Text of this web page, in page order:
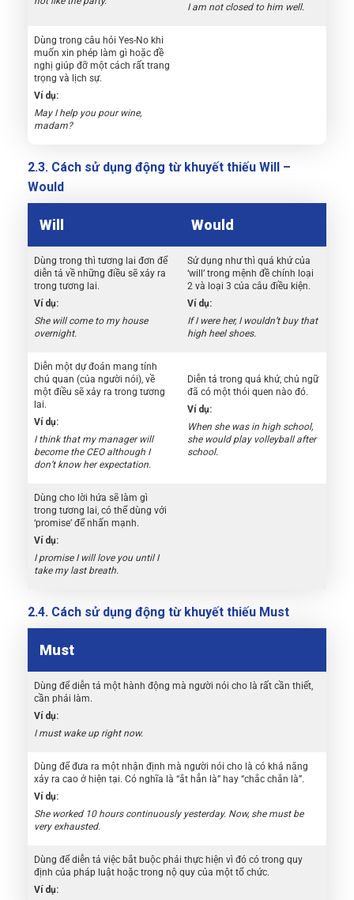
I am not closed to him well.
Dùng trong câu hỏi Yes-No khi
muốn xin phép làm gì hoặc đề
nghị giúp đỡ một cách rất trang
trọng và lịch sự.
Ví dụ:
May I help you pour wine,
madam?
2.3. Cách sử dụng động từ khuyết thiếu Will –
Would
Will Would
Dùng trong thì tương lai đơn để
diễn tả về những điều sẽ xảy ra
trong tương lai.
Ví dụ:
She will come to my house
overnight.
Sử dụng như thì quá khứ của
‘will’ trong mệnh đề chính loại
2 và loại 3 của câu điều kiện.
Ví dụ:
If I were her, I wouldn’t buy that
high heel shoes.
Diễn một dự đoán mang tính
chủ quan (của người nói), về
một điều sẽ xảy ra trong tương
lai.
Ví dụ:
I think that my manager will
become the CEO although I
don’t know her expectation.
Diễn tả trong quá khứ, chủ ngữ
đã có một thói quen nào đó.
Ví dụ:
When she was in high school,
she would play volleyball after
school.
Dùng cho lời hứa sẽ làm gì
trong tương lai, có thể dùng với
‘promise’ để nhấn mạnh.
Ví dụ:
I promise I will love you until I
take my last breath.
2.4. Cách sử dụng động từ khuyết thiếu Must
Must
Dùng để diễn tả một hành động mà người nói cho là rất cần thiết,
cần phải làm.
Ví dụ:
I must wake up right now.
Dùng để đưa ra một nhận định mà người nói cho là có khả năng
xảy ra cao ở hiện tại. Có nghĩa là “ắt hẳn là” hay “chắc chắn là”.
Ví dụ:
She worked 10 hours continuously yesterday. Now, she must be
very exhausted.
Dùng để diễn tả việc bắt buộc phải thực hiện vì đó có trong quy
định của pháp luật hoặc trong nộ quy của một tổ chức.
Ví dụ: